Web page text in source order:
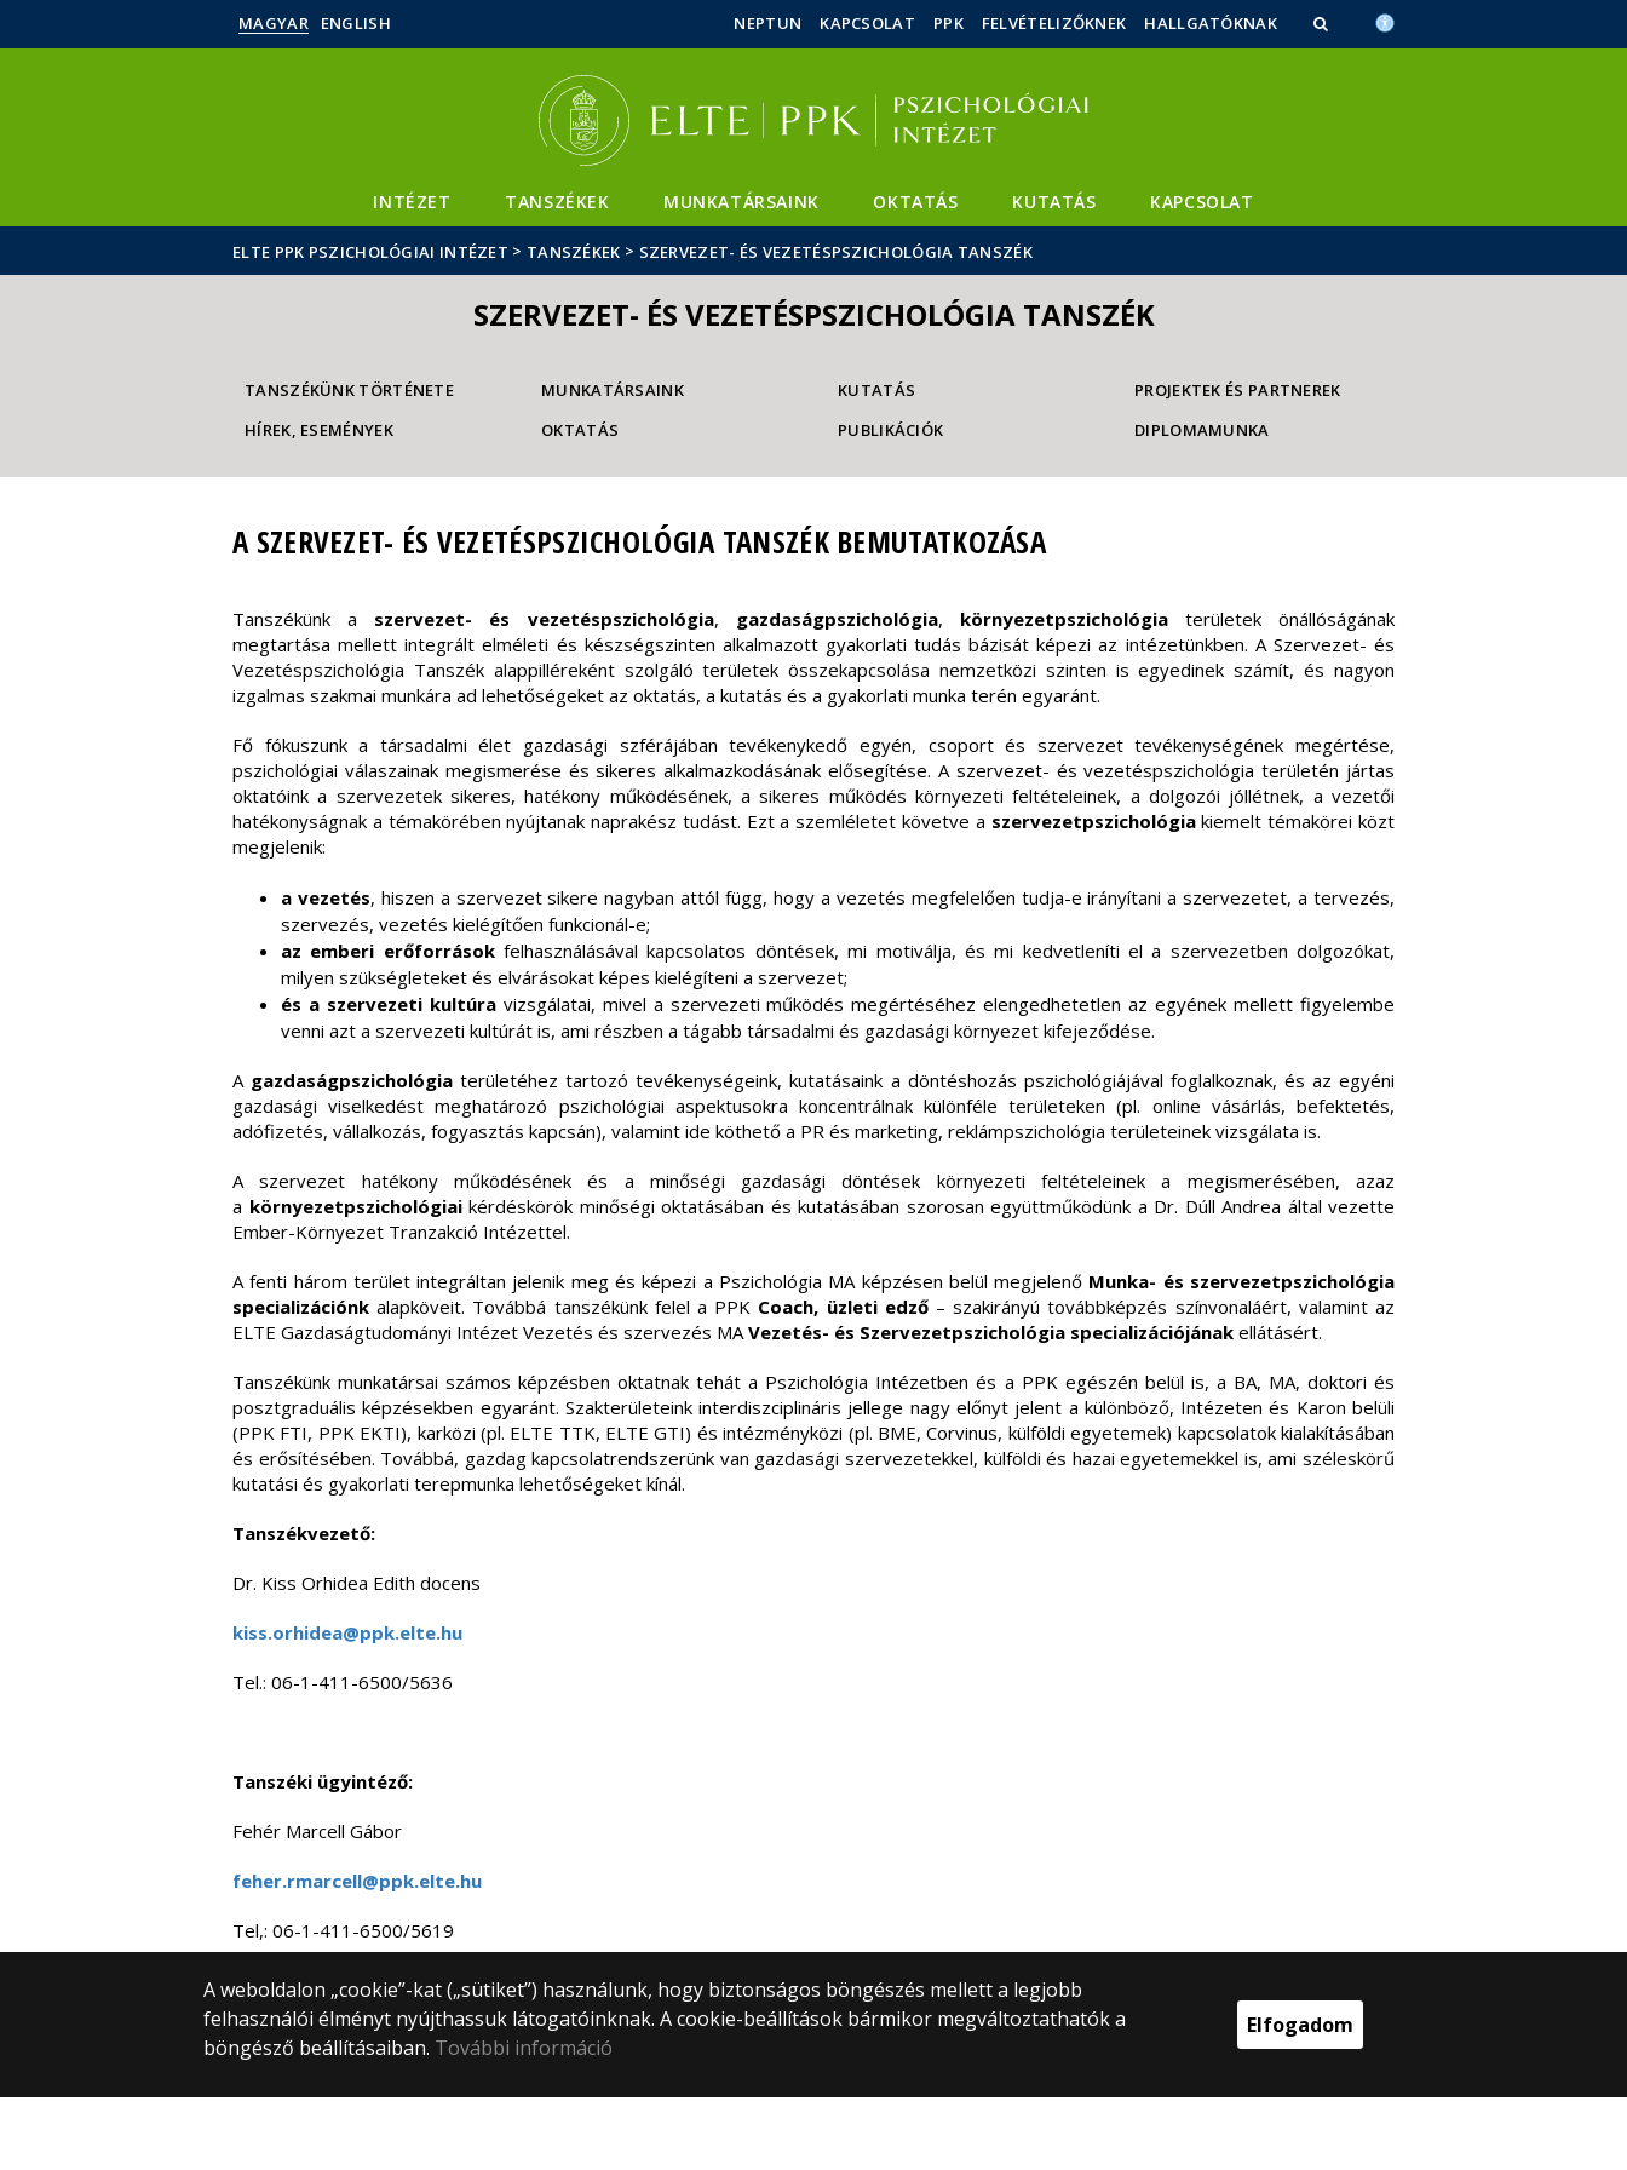
Hírek
Események
ELTE a
MAGYAR ENGLISH NEPTUN KAPCSOLAT PPK FELVÉTELIZŐKNEK HALLGATÓKNAK
INTÉZET TANSZÉKEK MUNKATÁRSAINK OKTATÁS KUTATÁS KAPCSOLAT
ELTE PPK PSZICHOLÓGIAI INTÉZET > TANSZÉKEK > SZERVEZET- ÉS VEZETÉSPSZICHOLÓGIA TANSZÉK
SZERVEZET- ÉS VEZETÉSPSZICHOLÓGIA TANSZÉK
TANSZÉKÜNK TÖRTÉNETE MUNKATÁRSAINK KUTATÁS
PROJEKTEK ÉS PARTNEREK
HÍREK, ESEMÉNYEK
OKTATÁS PUBLIKÁCIÓK DIPLOMAMUNKA
A SZERVEZET- ÉS VEZETÉSPSZICHOLÓGIA TANSZÉK BEMUTATKOZÁSA
Tanszékünk a szervezet- és vezetéspszichológia, gazdaságpszichológia, környezetpszichológia területek önállóságának
megtartása mellett integrált elméleti és készségszinten alkalmazott gyakorlati tudás bázisát képezi az intézetünkben. A Szervezet- és
Vezetéspszichológia Tanszék alappilléreként szolgáló területek összekapcsolása nemzetközi szinten is egyedinek számít, és nagyon
izgalmas szakmai munkára ad lehetőségeket az oktatás, a kutatás és a gyakorlati munka terén egyaránt.
Fő fókuszunk a társadalmi élet gazdasági szférájában tevékenykedő egyén, csoport és szervezet tevékenységének megértése,
pszichológiai válaszainak megismerése és sikeres alkalmazkodásának elősegítése. A szervezet- és vezetéspszichológia területén jártas
oktatóink a szervezetek sikeres, hatékony működésének, a sikeres működés környezeti feltételeinek, a dolgozói jóllétnek, a vezetői
hatékonyságnak a témakörében nyújtanak naprakész tudást. Ezt a szemléletet követve a szervezetpszichológiakiemelt témakörei közt
megjelenik:
a vezetés, hiszen a szervezet sikere nagyban attól függ, hogy a vezetés megfelelően tudja-e irányítani a szervezetet, a tervezés,
szervezés, vezetés kielégítően funkcionál-e;
az emberi erőforrásokfelhasználásával kapcsolatos döntések, mi motiválja, és mi kedvetleníti el a szervezetben dolgozókat,
milyen szükségleteket és elvárásokat képes kielégíteni a szervezet;
és a szervezeti kultúravizsgálatai, mivel a szervezeti működés megértéséhez elengedhetetlen az egyének mellett figyelembe
venni azt a szervezeti kultúrát is, ami részben a tágabb társadalmi és gazdasági környezet kifejeződése.
A gazdaságpszichológiaterületéhez tartozó tevékenységeink, kutatásaink a döntéshozás pszichológiájával foglalkoznak, és az egyéni
gazdasági viselkedést meghatározó pszichológiai aspektusokra koncentrálnak különféle területeken (pl. online vásárlás, befektetés,
adófizetés, vállalkozás, fogyasztás kapcsán), valamint ide köthető a PR és marketing, reklámpszichológia területeinek vizsgálata is.
A szervezet hatékony működésének és a minőségi gazdasági döntések környezeti feltételeinek a megismerésében, azaz
a környezetpszichológiai kérdéskörök minőségi oktatásában és kutatásában szorosan együttműködünk a Dr. Dúll Andrea által vezette
Ember-Környezet Tranzakció Intézettel.
A fenti három terület integráltan jelenik meg és képezi a Pszichológia MA képzésen belül megjelenő Munka- és szervezetpszichológia
specializációnkalapköveit. Továbbá tanszékünk felel a PPK Coach, üzleti edző – szakirányú továbbképzés színvonaláért, valamint az
ELTE Gazdaságtudományi Intézet Vezetés és szervezés MAVezetés- és Szervezetpszichológia specializációjának ellátásért.
Tanszékünk munkatársai számos képzésben oktatnak tehát a Pszichológia Intézetben és a PPK egészén belül is, a BA, MA, doktori és
posztgraduális képzésekben egyaránt. Szakterületeink interdiszciplináris jellege nagy előnyt jelent a különböző, Intézeten és Karon belüli
(PPK FTI, PPK EKTI), karközi (pl. ELTE TTK, ELTE GTI) és intézményközi (pl. BME, Corvinus, külföldi egyetemek) kapcsolatok kialakításában
és erősítésében. Továbbá, gazdag kapcsolatrendszerünk van gazdasági szervezetekkel, külföldi és hazai egyetemekkel is, ami széleskörű
kutatási és gyakorlati terepmunka lehetőségeket kínál.
Tanszékvezető:
Dr. Kiss Orhidea Edith docens
kiss.orhidea@ppk.elte.hu
Tel.: 06-1-411-6500/5636
Tanszéki ügyintéző:
Fehér Marcell Gábor
feher.rmarcell@ppk.elte.hu
Tel,: 06-1-411-6500/5619
A weboldalon „cookie”-kat („sütiket”) használunk, hogy biztonságos böngészés mellett a legjobb
felhasználói élményt nyújthassuk látogatóinknak. A cookie-beállítások bármikor megváltoztathatók a
böngésző beállításaiban. További információ
Elfogadom
© 2025 Eötvös Loránd Tudományegyetem